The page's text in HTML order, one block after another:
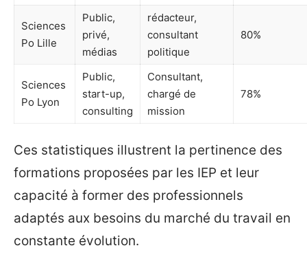
Sciences
Po Lille
Public,
privé,
médias
rédacteur,
consultant
politique
80%
Sciences
Po Lyon
Public,
start-up,
consulting
Consultant,
chargé de
mission
78%
Ces statistiques illustrent la pertinence des
formations proposées par les IEP et leur
capacité à former des professionnels
adaptés aux besoins du marché du travail en
constante évolution.